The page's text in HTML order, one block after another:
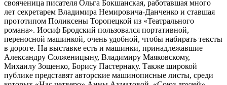
свояченица писателя Ольга Бокшанская, работавшая много
лет секретарем Владимира Немировича-Данченко и ставшая
прототипом Поликсены Торопецкой из «Театрального
романа». Иосиф Бродский пользовался портативной,
переносной машинкой, очень удобной, чтобы набирать тексты
в дороге. На выставке есть и машинки, принадлежавшие
Александру Солженицыну, Владимиру Маяковскому,
Михаилу Зощенко, Борису Пастернаку. Также широкой
публике представят авторские машинописные листы, среди